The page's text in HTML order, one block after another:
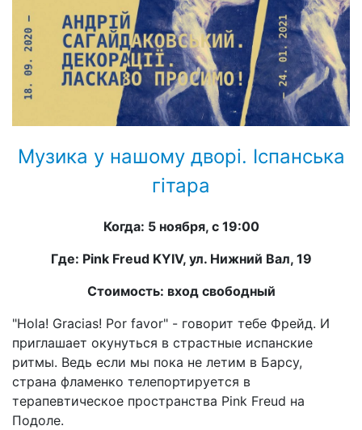
Музика у нашому дворі. Іспанська
гітара
Когда: 5 ноября, с 19:00
Где: Pink Freud KYIV, ул. Нижний Вал, 19
Стоимость: вход свободный
"Hola! Gracias! Por favor" - говорит тебе Фрейд. И
приглашает окунуться в страстные испанские
ритмы. Ведь если мы пока не летим в Барсу,
страна фламенко телепортируется в
терапевтическое пространства Pink Freud на
Подоле.